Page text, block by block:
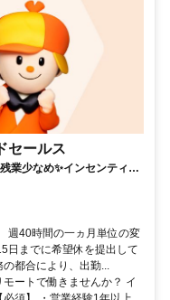
セールス
業少なめ✨インセンティブ
週40時間の一ヵ月単位の変
日までに希望休を提出して
都合により、出勤...
モートで働きませんか？ イ